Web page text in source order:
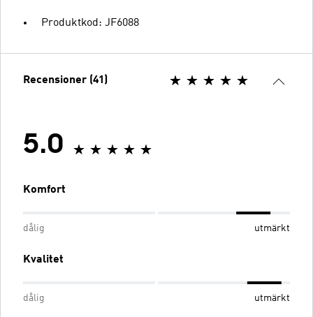
Produktkod: JF6088
Recensioner (41)
5.0
Komfort
dålig utmärkt
Kvalitet
dålig utmärkt